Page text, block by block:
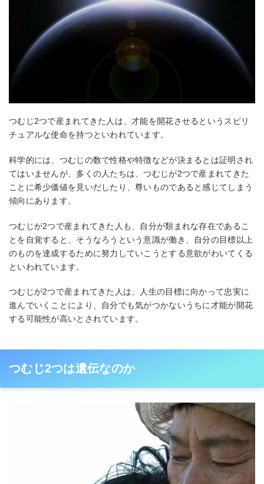
つむじ2つで産まれてきた人は、才能を開花させるというスピリ
チュアルな使命を持つといわれています。
科学的には、つむじの数で性格や特徴などが決まるとは証明され
てはいませんが、多くの人たちは、つむじが2つで産まれてきた
ことに希少価値を見いだしたり、尊いものであると感じてしまう
傾向にあります。
つむじが2つで産まれてきた人も、自分が類まれな存在であるこ
とを自覚すると、そうなろうという意識が働き、自分の目標以上
のものを達成するために努力していこうとする意欲がわいてくる
といわれています。
つむじが2つで産まれてきた人は、人生の目標に向かって忠実に
進んでいくことにより、自分でも気がつかないうちに才能が開花
する可能性が高いとされています。
つむじ2つは遺伝なのか